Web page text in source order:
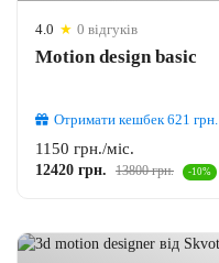
4.0 ★ 0 відгуків
Motion design basic
Отримати кешбек621 грн.
1150 грн./міс.
12420 грн. 13800 грн. -10%